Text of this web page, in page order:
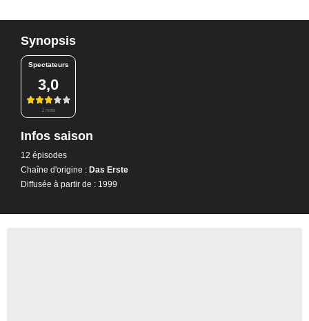
Synopsis
Spectateurs
3,0
1 note
Infos saison
12 épisodes
Chaîne d'origine : Das Erste
Diffusée à partir de : 1999